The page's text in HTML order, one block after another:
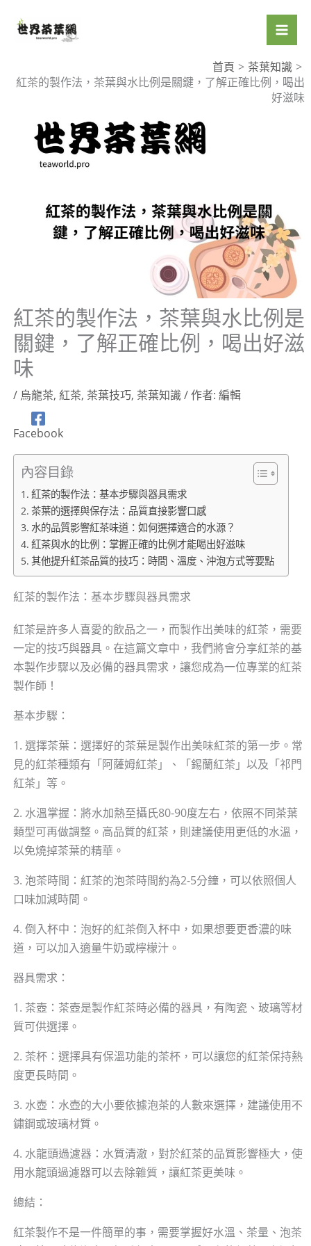
首頁
茶葉知識
紅茶的製作法，茶葉與水比例是關鍵，了解正確比例，喝出
好滋味
紅茶的製作法，茶葉與水比例是
關鍵，了解正確比例，喝出好滋
味
/ 烏龍茶, 紅茶, 茶葉技巧, 茶葉知識/ 作者: 編輯
Facebook
內容目錄
紅茶的製作法：基本步驟與器具需求
茶葉的選擇與保存法：品質直接影響口感
水的品質影響紅茶味道：如何選擇適合的水源？
紅茶與水的比例：掌握正確的比例才能喝出好滋味
其他提升紅茶品質的技巧：時間、溫度、沖泡方式等要點
紅茶的製作法：基本步驟與器具需求
紅茶是許多人喜愛的飲品之一，而製作出美味的紅茶，需要
一定的技巧與器具。在這篇文章中，我們將會分享紅茶的基
本製作步驟以及必備的器具需求，讓您成為一位專業的紅茶
製作師！
基本步驟：
1. 選擇茶葉：選擇好的茶葉是製作出美味紅茶的第一步。常
見的紅茶種類有「阿薩姆紅茶」、「錫蘭紅茶」以及「祁門
紅茶」等。
2. 水溫掌握：將水加熱至攝氏80-90度左右，依照不同茶葉
類型可再做調整。高品質的紅茶，則建議使用更低的水溫，
以免燒掉茶葉的精華。
3. 泡茶時間：紅茶的泡茶時間約為2-5分鐘，可以依照個人
口味加減時間。
4. 倒入杯中：泡好的紅茶倒入杯中，如果想要更香濃的味
道，可以加入適量牛奶或檸檬汁。
器具需求：
1. 茶壺：茶壺是製作紅茶時必備的器具，有陶瓷、玻璃等材
質可供選擇。
2. 茶杯：選擇具有保溫功能的茶杯，可以讓您的紅茶保持熱
度更長時間。
3. 水壺：水壺的大小要依據泡茶的人數來選擇，建議使用不
鏽鋼或玻璃材質。
4. 水龍頭過濾器：水質清澈，對於紅茶的品質影響極大，使
用水龍頭過濾器可以去除雜質，讓紅茶更美味。
總結：
紅茶製作不是一件簡單的事，需要掌握好水溫、茶量、泡茶